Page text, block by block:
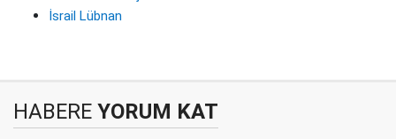
İsrail Lübnan
HABERE YORUM KAT